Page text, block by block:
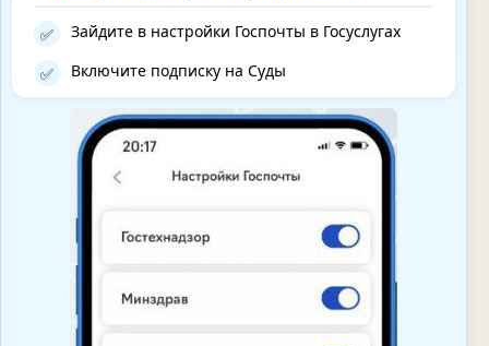
✅ Зайдите в настройки Госпочты в Госуслугах
✅ Включите подписку на Суды